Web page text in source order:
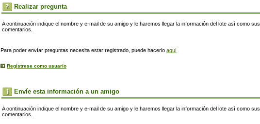
Realizar pregunta
A continuación indique el nombre y e-mail de su amigo y le haremos llegar la información del lote así como sus
comentarios.
Para poder envíar preguntas necesita estar registrado, puede hacerlo aquí
Regístrese como usuario
Envíe esta información a un amigo
A continuación indique el nombre y e-mail de su amigo y le haremos llegar la información del lote así como sus
comentarios.